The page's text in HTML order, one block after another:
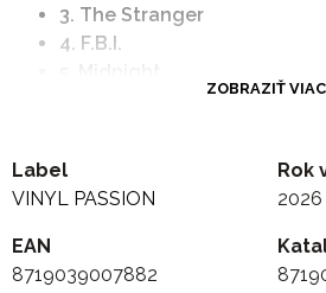
3. The Stranger
4. F.B.I.
6. The Frightened City
8. Back Home
9. Sleepwalk
12. The Savage
ZOBRAZIŤ VIAC
Label
VINYL PASSION
Rok
2026
EAN
8719039007882